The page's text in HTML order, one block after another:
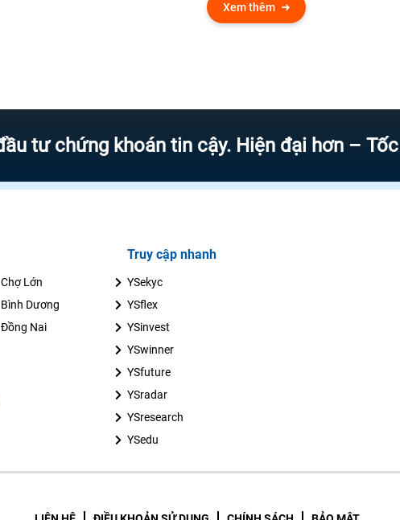
Xem thêm
khoán tin cậy. Hiện đại hơn – Tốc độ
Chợ Lớn
Bình Dương
Đồng Nai
Truy cập nhanh
YSekyc
YSflex
YSinvest
YSwinner
YSfuture
YSradar
YSresearch
YSedu